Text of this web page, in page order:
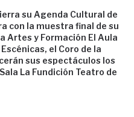
su Agenda Cultural de
con la muestra final de su
Artes y Formación El Aula
el Coro de la
sus espectáculos los
La Fundición Teatro de